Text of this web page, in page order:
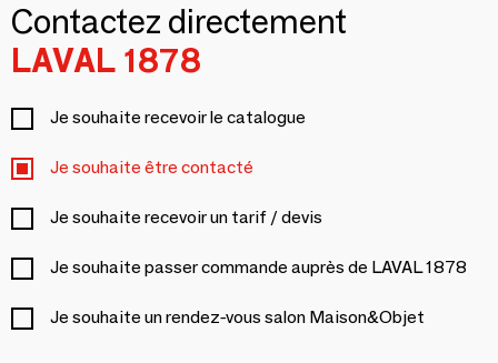
Contactez directement
LAVAL 1878
Je souhaite recevoir le catalogue
Je souhaite être contacté
Je souhaite recevoir un tarif / devis
Je souhaite passer commande auprès de LAVAL 1878
Je souhaite un rendez-vous salon Maison&Objet